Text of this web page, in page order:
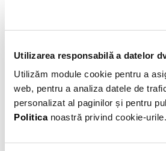
Utilizarea responsabilă a datelor
Utilizăm module cookie pentru a
web, pentru a analiza datele de
personalizat al paginilor și pentru
Politicanoastră privind cookie-urile.
Albastru
Informatiile